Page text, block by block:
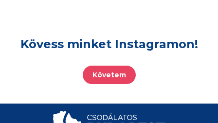
Kövess minket Instagramon!
Követem